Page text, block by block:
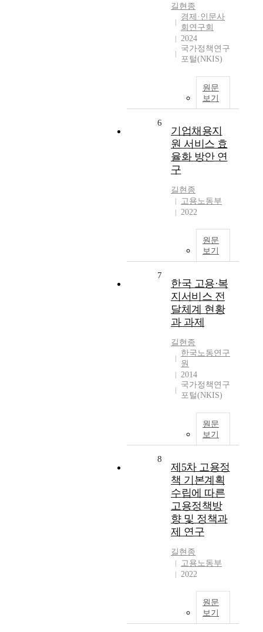
길현종
경제·인문사
회연구회
2024
국가정책연구
포털(NKIS)
원문
보기
6
기업채용지
원 서비스 효
율화 방안 연
구
길현종
고용노동부
2022
원문
보기
7
한국 고용·복
지서비스 전
달체계 현황
과 과제
길현종
한국노동연구
원
2014
국가정책연구
포털(NKIS)
원문
보기
8
제5차 고용정
책 기본계획
수립에 따른
고용정책방
향 및 정책과
제 연구
길현종
고용노동부
2022
원문
보기